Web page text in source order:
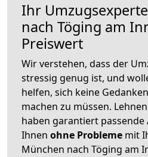
Ihr
nach Töging am
Preiswert
Wir verstehen, dass der
stressig genug ist, und
helfen, sich keine
machen zu müssen.
haben garantiert passende
Ihnen ohne Probleme mit
München nach Töging am